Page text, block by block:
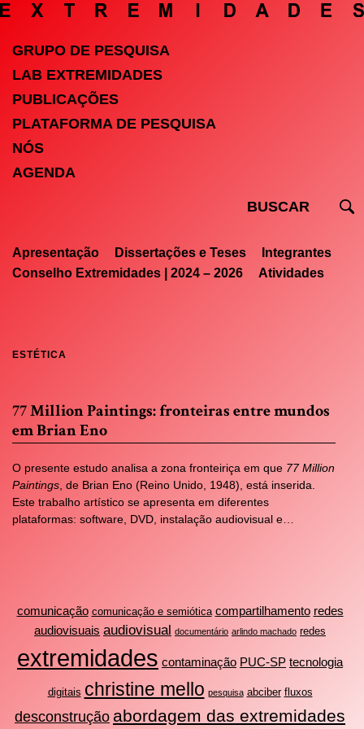
GRUPO DE PESQUISA
LAB EXTREMIDADES
PUBLICAÇÕES
PLATAFORMA DE PESQUISA
NÓS
AGENDA
Apresentação Dissertações e Teses
Integrantes
Conselho Extremidades | 2024 – 2026
Atividades
ESTÉTICA
77 Million Paintings: fronteiras entre mundos
em Brian Eno
O presente estudo analisa a zona fronteiriça em que 77 Million
Paintings , de Brian Eno (Reino Unido, 1948), está inserida.
Este trabalho artístico se apresenta em diferentes
plataformas: software, DVD, instalação audiovisual e…
comunicação comunicação e semiótica compartilhamento redes
audiovisuais audiovisual documentário arlindo machado redes
extremidades contaminação PUC-SP tecnologia
digitais christine mello pesquisa abciber fluxos
desconstrução abordagem das extremidades